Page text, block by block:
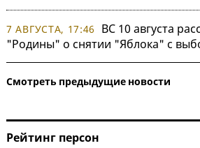
7 АВГУСТА, 17:46
ВС 10 августа
"Родины" о снятии "Яблока" с
Смотреть
Рейтинг